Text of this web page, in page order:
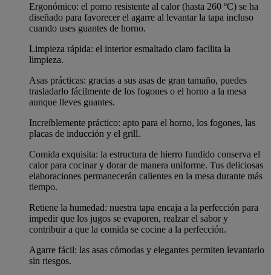
Ergonómico: el pomo resistente al calor (hasta 260 ºC) se ha
diseñado para favorecer el agarre al levantar la tapa incluso
cuando uses guantes de horno.
Limpieza rápida: el interior esmaltado claro facilita la
limpieza.
Asas prácticas: gracias a sus asas de gran tamaño, puedes
trasladarlo fácilmente de los fogones o el horno a la mesa
aunque lleves guantes.
Increíblemente práctico: apto para el horno, los fogones, las
placas de inducción y el grill.
Comida exquisita: la estructura de hierro fundido conserva el
calor para cocinar y dorar de manera uniforme. Tus deliciosas
elaboraciones permanecerán calientes en la mesa durante más
tiempo.
Retiene la humedad: nuestra tapa encaja a la perfección para
impedir que los jugos se evaporen, realzar el sabor y
contribuir a que la comida se cocine a la perfección.
Agarre fácil: las asas cómodas y elegantes permiten levantarlo
sin riesgos.